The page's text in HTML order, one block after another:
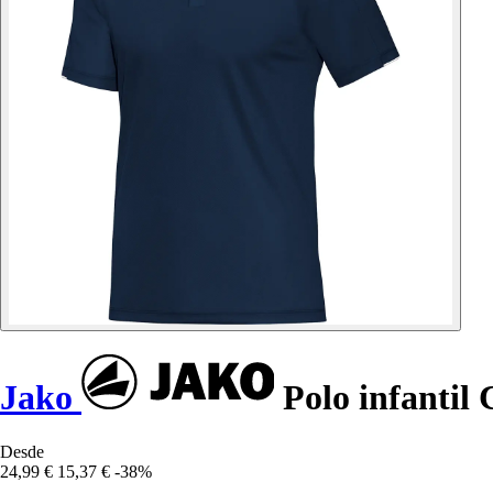
Jako Polo infantil
Desde
24,99 € 15,37 € -38%